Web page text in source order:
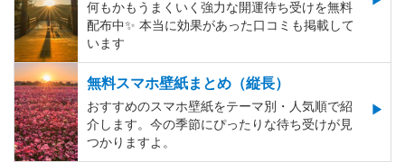
何もかもうまくいく強力な開運待ち受けを無料
配布中✨️ 本当に効果があった口コミも掲載して
います
無料スマホ壁紙まとめ（縦長）
おすすめのスマホ壁紙をテーマ別・人気順で紹
介します。今の季節にぴったりな待ち受けが見
つかりますよ。